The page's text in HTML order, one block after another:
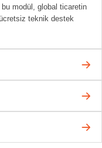
modül, global ticaretin
teknik destek